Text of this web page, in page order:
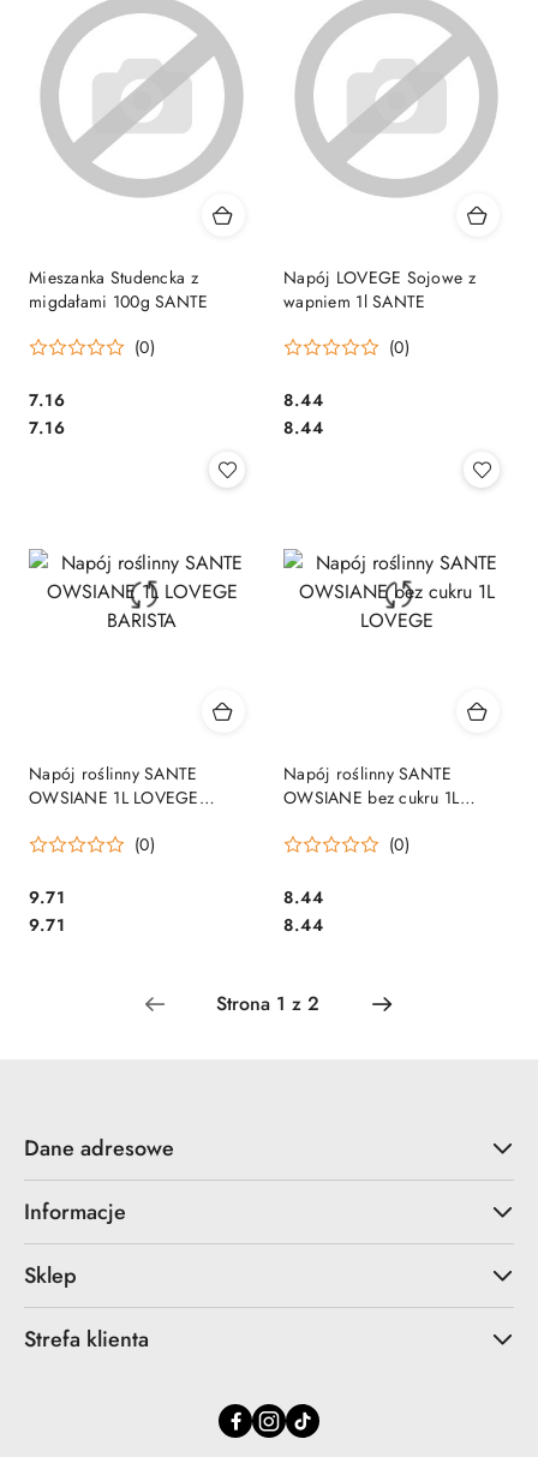
Mieszanka Studencka z
migdałami 100g SANTE
(0)
Cena:
7.16
Cena:
7.16
Napój LOVEGE Sojowe z
wapniem 1l SANTE
(0)
Cena:
8.44
Cena:
8.44
Napój roślinny SANTE
OWSIANE 1L LOVEGE
(0)
Cena:
9.71
Cena:
9.71
Napój roślinny SANTE
OWSIANE bez cukru 1L
(0)
Cena:
8.44
Cena:
8.44
Dane adresowe
Informacje
Sklep
Strefa klienta